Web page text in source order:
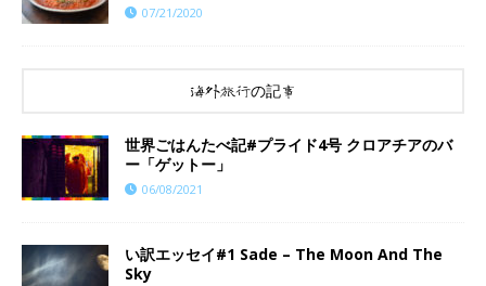
07/21/2020
海外旅行の記事
世界ごはんたべ記#プライド4号 クロアチアのバ
ー「ゲットー」
06/08/2021
い訳エッセイ#1 Sade – The Moon And The
Sky